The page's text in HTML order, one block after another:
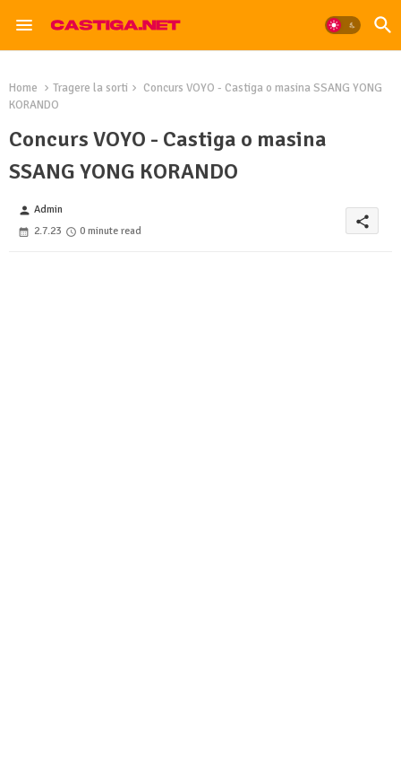
Home Tragere la sorti
Concurs VOYO - Castiga o masina SSANG YONG
KORANDO
Concurs VOYO - Castiga o masina
SSANG YONG KORANDO
person Admin
2.7.23
0 minute read
share